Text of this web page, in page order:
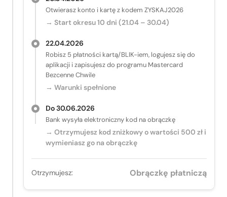
Otwierasz konto i kartę z kodem ZYSKAJ2026
→ Start okresu 10 dni (21.04 – 30.04)
22.04.2026
Robisz 5 płatności kartą/BLIK-iem, logujesz się do
aplikacji i zapisujesz do programu Mastercard
Bezcenne Chwile
→ Warunki spełnione
Do 30.06.2026
Bank wysyła elektroniczny kod na obrączkę
→ Otrzymujesz kod zniżkowy o wartości 500 zł i
wymieniasz go na obrączkę
Otrzymujesz: Obrączkę płatniczą